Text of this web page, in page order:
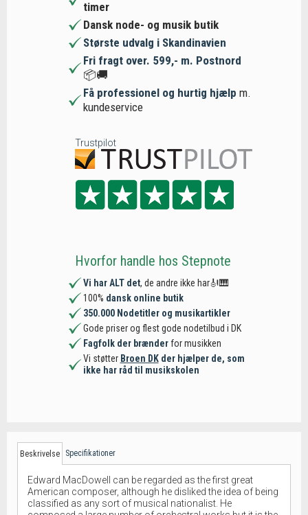
timer
Dansk node- og musik butik
Største udvalg i Skandinavien
Fri fragt over. 599,- m. Postnord
📦🚚
Få professionel og hurtig hjælp m.
kundeservice
Trustpilot
Hvorfor handle hos Stepnote
Vi har ALT det, de andre ikke har🎻🎹
100% dansk online butik
350.000 Nodetitler og musikartikler
Gode priser og flest gode nodetilbud i DK
Fagfolk der brænderfor musikken
Vi støtter Broen DKder hjælper de, som
ikke har råd til musikskolen
Beskrivelse Specifikationer
Edward MacDowell can be regarded as the first great
American composer, although he disliked the idea of being
classified as any sort of musical nationalist. He